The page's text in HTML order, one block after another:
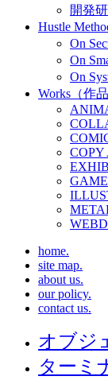
開発
Hustle
On
On
On
Works（作
COPY
GAME
home.
site map.
about us.
our policy.
contact us.
オブジ
ターミ